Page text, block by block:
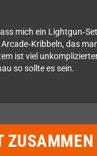
mich ein
das
ist viel
so sollte es sein.